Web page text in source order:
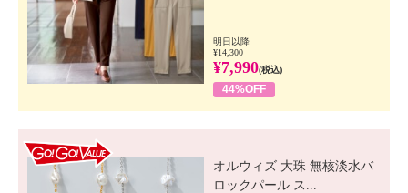
明日以降
¥14,300
¥7,990(税込)
44%OFF
オルウィズ 大珠 無核淡水バ
ロックパール ス...